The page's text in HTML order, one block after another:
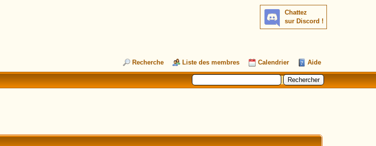
Chattez
sur Discord !
Recherche Liste des membres Calendrier Aide